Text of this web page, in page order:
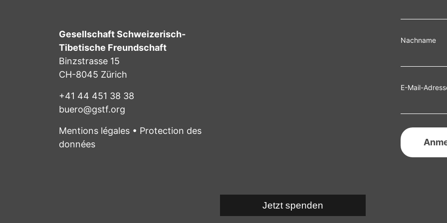
Gesellschaft Schweizerisch-
Tibetische Freundschaft
Binzstrasse 15
CH-8045 Zürich
+41 44 451 38 38
buero@gstf.org
Mentions légales • Protection des
données
Nachname
E-Mail-
Jetzt spenden